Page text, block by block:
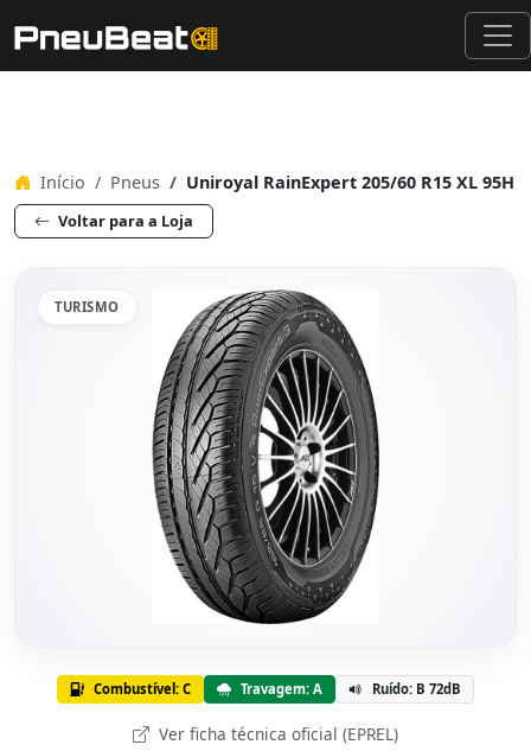
Início Pneus Uniroyal RainExpert 205/60 R15 XL 95H
Voltar para a Loja
TURISMO
Combustível: C Travagem: A Ruído: B 72dB
Ver ficha técnica oficial (EPREL)